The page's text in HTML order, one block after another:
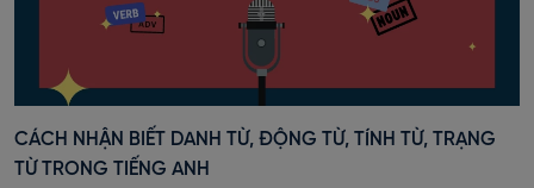
CÁCH NHẬN BIẾT DANH TỪ, ĐỘNG TỪ, TÍNH TỪ, TRẠNG
TỪ TRONG TIẾNG ANH